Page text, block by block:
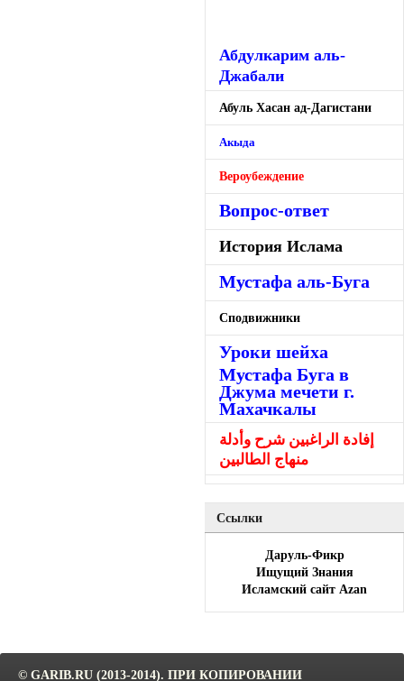
Абдулкарим аль-
Джабали
Абуль Хасан ад-Дагистани
Акыда
Вероубеждение
Вопрос-ответ
История Ислама
Мустафа аль-Буга
Сподвижники
Уроки шейха
Мустафа Буга в
Джума мечети г.
Махачкалы
إفادة الراغبين شرح وأدلة
منهاج الطالبين
Ссылки
Даруль-Фикр
Ищущий Знания
Исламский сайт Azan
© GARIB.RU (2013-2014). ПРИ КОПИРОВАНИИ